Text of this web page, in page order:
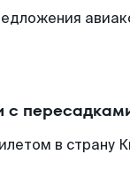
с
в страну